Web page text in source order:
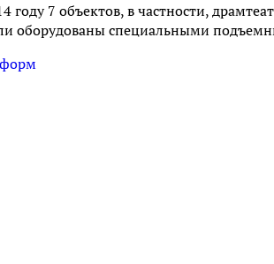
году 7 объектов, в частности,
оборудованы специальными